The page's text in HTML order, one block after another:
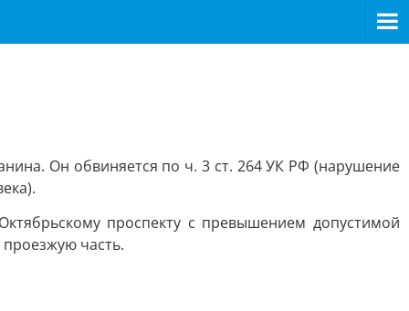
Он обвиняется по ч. 3 ст. 264 УК РФ (нарушение
проспекту с превышением допустимой
часть.